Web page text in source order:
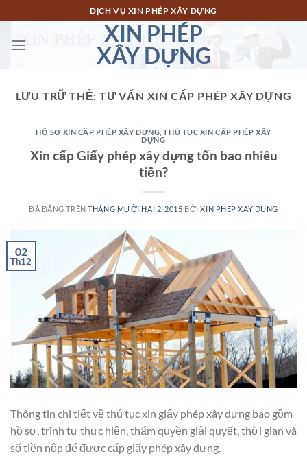
đến
nội
DỊCH VỤ XIN PHÉP XÂY DỰNG
XIN PHÉP
XÂY DỰNG
LƯU TRỮ THẺ: TƯ VẤN XIN CẤP PHÉP XÂY DỰNG
HỒ SƠ XIN CẤP PHÉP XÂY DỰNG ,THỦ TỤC XIN CẤP PHÉP XÂY
DỰNG
Xin cấp Giấy phép xây dựng tốn bao nhiêu
tiền?
ĐÃ ĐĂNG TRÊNTHÁNG MƯỜI HAI 2, 2015 BỞIXIN PHEP XAY DUNG
02
Th12
Thông tin chi tiết về thủ tục xin giấy phép xây dựng bao gồm
hồ sơ, trình tự thực hiện, thẩm quyền giải quyết, thời gian và
số tiền nộp để được cấp giấy phép xây dựng.